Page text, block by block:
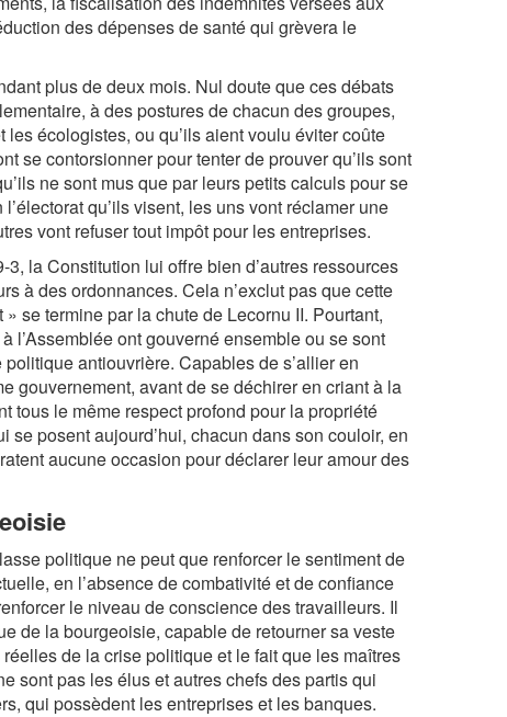
des dépenses de santé qui grèvera le
plus de deux mois. Nul doute que ces débats
à des postures de chacun des groupes,
écologistes, ou qu’ils aient voulu éviter coûte
se contorsionner pour tenter de prouver qu’ils sont
ne sont mus que par leurs petits calculs pour se
qu’ils visent, les uns vont réclamer une
vont refuser tout impôt pour les entreprises.
la Constitution lui offre bien d’autres ressources
à des ordonnances. Cela n’exclut pas que cette
se termine par la chute de Lecornu II. Pourtant,
l’Assemblée ont gouverné ensemble ou se sont
antiouvrière. Capables de s’allier en
gouvernement, avant de se déchirer en criant à la
tous le même respect profond pour la propriété
posent aujourd’hui, chacun dans son couloir, en
aucune occasion pour déclarer leur amour des
politique ne peut que renforcer le sentiment de
en l’absence de combativité et de confiance
le niveau de conscience des travailleurs. Il
de la bourgeoisie, capable de retourner sa veste
de la crise politique et le fait que les maîtres
sont pas les élus et autres chefs des partis qui
qui possèdent les entreprises et les banques.